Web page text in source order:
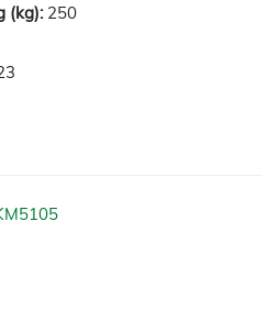
250